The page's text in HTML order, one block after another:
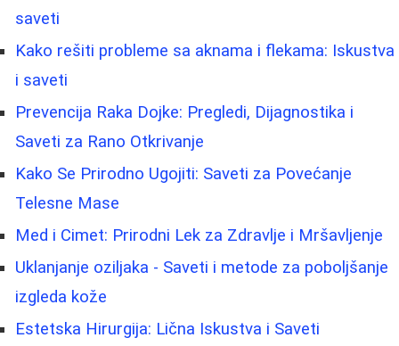
saveti
Kako rešiti probleme sa aknama i flekama: Iskustva
i saveti
Prevencija Raka Dojke: Pregledi, Dijagnostika i
Saveti za Rano Otkrivanje
Kako Se Prirodno Ugojiti: Saveti za Povećanje
Telesne Mase
Med i Cimet: Prirodni Lek za Zdravlje i Mršavljenje
Uklanjanje oziljaka - Saveti i metode za poboljšanje
izgleda kože
Estetska Hirurgija: Lična Iskustva i Saveti